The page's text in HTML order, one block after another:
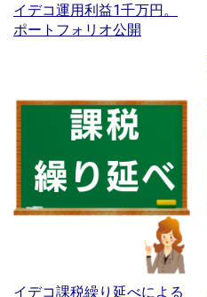
イデコ運用利益1千万円。
ポートフォリオ公開
イデコ課税繰り延べによる